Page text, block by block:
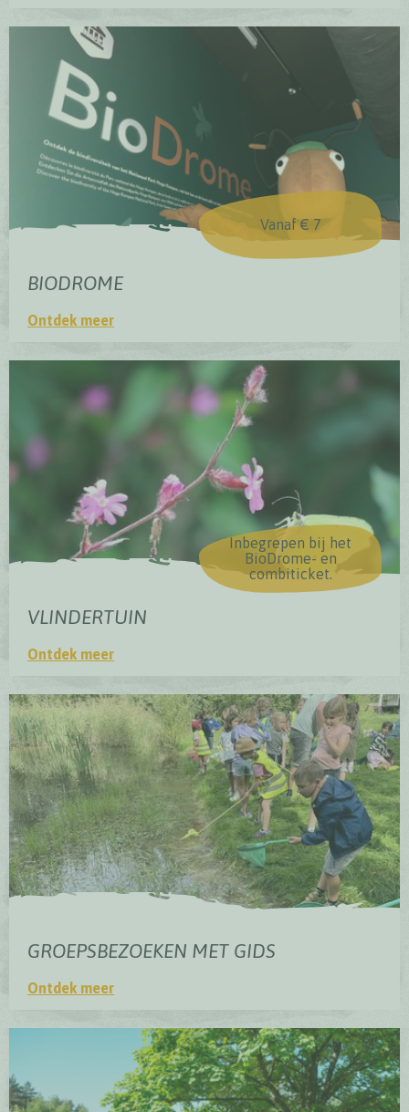
Vanaf € 7
BIODROME
Ontdek meer
Inbegrepen bij het
BioDrome- en
combiticket.
VLINDERTUIN
Ontdek meer
GROEPSBEZOEKEN MET GIDS
Ontdek meer